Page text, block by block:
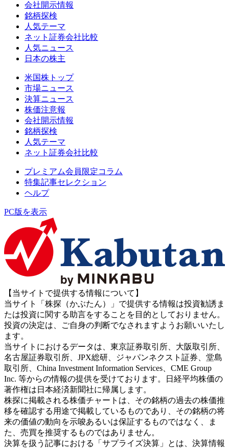
会社開示情報
銘柄探検
人気テーマ
ネット証券会社比較
人気ニュース
日本の株主
米国株トップ
市場ニュース
決算ニュース
株価注意報
会社開示情報
銘柄探検
人気テーマ
ネット証券会社比較
プレミアム会員限定コラム
特集記事セレクション
ヘルプ
PC版を表示
【当サイトで提供する情報について】
当サイト「株探（かぶたん）」で提供する情報は投資勧誘ま
たは投資に関する助言をすることを目的としておりません。
投資の決定は、ご自身の判断でなされますようお願いいたし
ます。
当サイトにおけるデータは、東京証券取引所、大阪取引所、
名古屋証券取引所、JPX総研、ジャパンネクスト証券、堂島
取引所、China Investment Information Services、CME Group
Inc. 等からの情報の提供を受けております。日経平均株価の
著作権は日本経済新聞社に帰属します。
株探に掲載される株価チャートは、その銘柄の過去の株価推
移を確認する用途で掲載しているものであり、その銘柄の将
来の価値の動向を示唆あるいは保証するものではなく、ま
た、売買を推奨するものではありません。
決算を扱う記事における「サプライズ決算」とは、決算情報